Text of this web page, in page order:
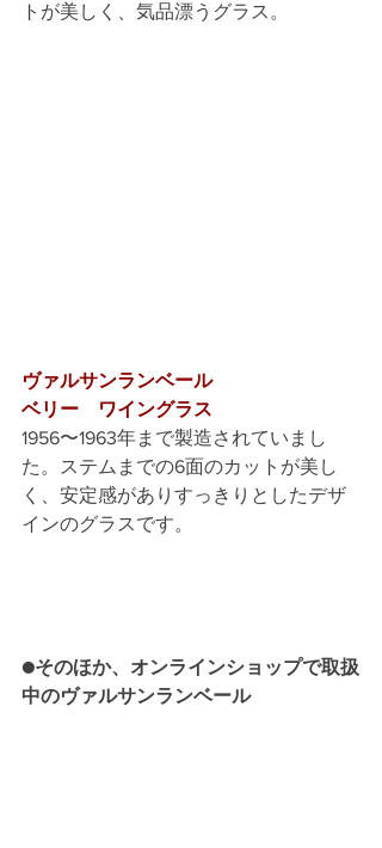
トが美しく、気品漂うグラス。
ヴァルサンランベール
ベリー　ワイングラス
1956〜1963年まで製造されていまし
た。ステムまでの6面のカットが美し
く、安定感がありすっきりとしたデザ
インのグラスです。
●そのほか、オンラインショップで取扱
中のヴァルサンランベール